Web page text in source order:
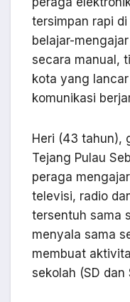
tersimpan rapi
belajar-
secara manual,
kota yang
komunikasi
Heri (43 tahun),
Tejang Pulau
peraga
televisi, radio
tersentuh sama
menyala sama
membuat
sekolah (SD dan